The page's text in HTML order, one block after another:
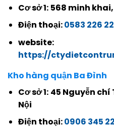
Cơ sở 1: 568 minh
Điện thoại:0583 226
website:
https://
Kho hàng quận Ba Đình
Cơ sở 1: 45 Nguyễn chí
Nội
Điện thoại:0906 345